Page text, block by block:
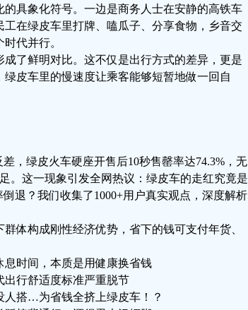
具象化符号。一边是商务人士在安静的高铁车
在绿皮车里打牌、嗑瓜子、分享食物，乡音交
代并行。
了鲜明对比。这不仅是出行方式的差异，更是
皮车里的慢速度让乘客能够短暂地做一回自
，绿皮火车硬座开售后10秒售罄率达74.3%，无
。这一现象引发全网热议：绿皮车的走红究竟是
退？我们收集了1000+用户真实观点，深度解析
体构成刚性经济优势，省下的钱可支付年货、
时间，本质是用健康换省钱
行舒适度标准严重脱节
人搭…为省钱全挤上绿皮车！？